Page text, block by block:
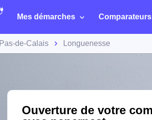
Mes démarches Comparateurs
Pas-de-Calais Longuenesse